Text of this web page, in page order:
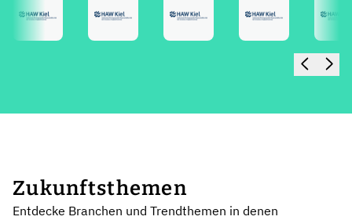
Zukunftsthemen
Entdecke Branchen und Trendthemen in denen